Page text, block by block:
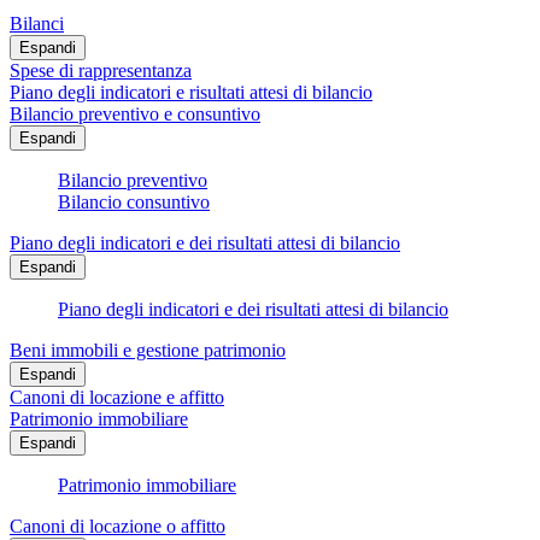
Bilanci
Espandi
Spese di rappresentanza
Piano degli indicatori e risultati attesi di bilancio
Bilancio preventivo e consuntivo
Espandi
Bilancio preventivo
Bilancio consuntivo
Piano degli indicatori e dei risultati attesi di bilancio
Espandi
Piano degli indicatori e dei risultati attesi di bilancio
Beni immobili e gestione patrimonio
Espandi
Canoni di locazione e affitto
Patrimonio immobiliare
Espandi
Patrimonio immobiliare
Canoni di locazione o affitto